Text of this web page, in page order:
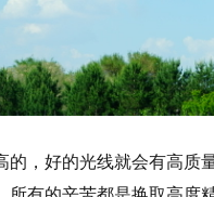
，好的光线就会有高质